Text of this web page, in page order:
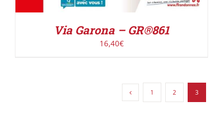
Via Garona – GR®861
16,40€
1 2 3